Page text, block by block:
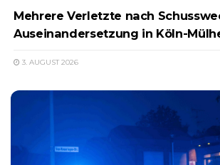
Mehrere Verletzte nach
Auseinandersetzung in Köln-
3. AUGUST 2026